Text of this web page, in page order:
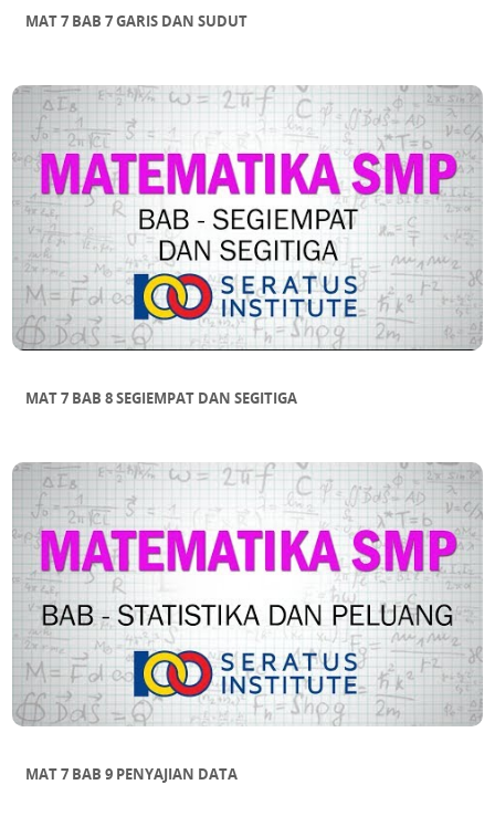
MAT 7 BAB 7 GARIS DAN SUDUT
MAT 7 BAB 8 SEGIEMPAT DAN SEGITIGA
MAT 7 BAB 9 PENYAJIAN DATA